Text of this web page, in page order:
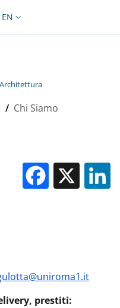
LANGUAGE SWITCHER:
EN
/ Chi Siamo
X
prestiti: